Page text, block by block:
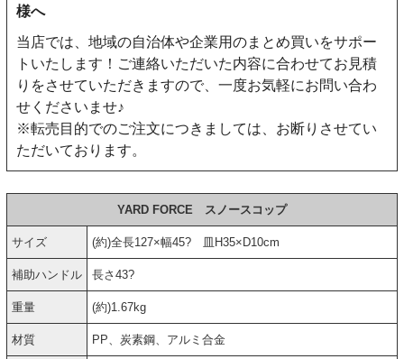
様へ
当店では、地域の自治体や企業用のまとめ買いをサポー
トいたします！ご連絡いただいた内容に合わせてお見積
りをさせていただきますので、一度お気軽にお問い合わ
せくださいませ♪
※転売目的でのご注文につきましては、お断りさせてい
ただいております。
YARD FORCE スノースコップ
サイズ (約)全長127×幅45? 皿H35×D10cm
補助ハンドル 長さ43?
重量 (約)1.67kg
材質 PP、炭素鋼、アルミ合金